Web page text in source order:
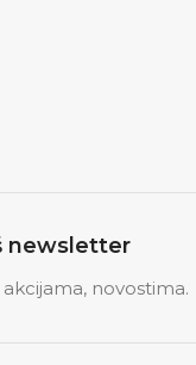
newsletter
novostima.